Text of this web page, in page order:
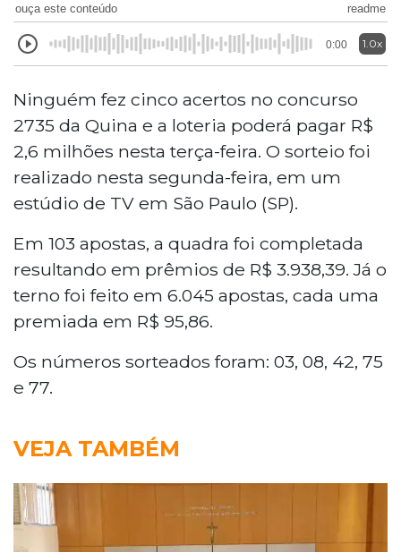
ouça este conteúdo readme
0:00 1.0x
Ninguém fez cinco acertos no concurso
2735 da Quina e a loteria poderá pagar R$
2,6 milhões nesta terça-feira. O sorteio foi
realizado nesta segunda-feira, em um
estúdio de TV em São Paulo (SP).
Em 103 apostas, a quadra foi completada
resultando em prêmios de R$ 3.938,39. Já o
terno foi feito em 6.045 apostas, cada uma
premiada em R$ 95,86.
Os números sorteados foram: 03, 08, 42, 75
e 77.
VEJA TAMBÉM